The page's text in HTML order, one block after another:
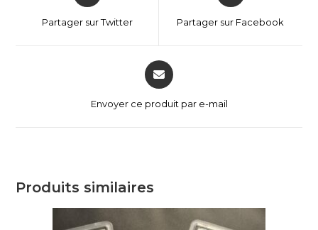
Partager sur Twitter Partager sur Facebook
Envoyer ce produit par e-mail
Produits similaires